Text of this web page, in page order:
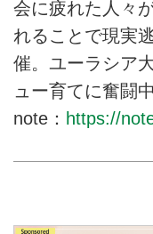
会に疲れた人々
れることで現実
催。ユーラシア
ュー育てに奮闘
note： https://